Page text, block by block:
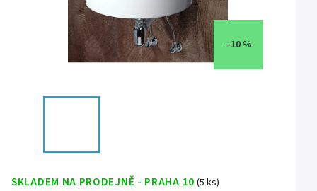
–10 %
SKLADEM NA PRODEJNĚ - PRAHA 10 (5 ks)